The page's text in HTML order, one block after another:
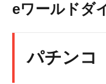
eワールドダ
パチンコ